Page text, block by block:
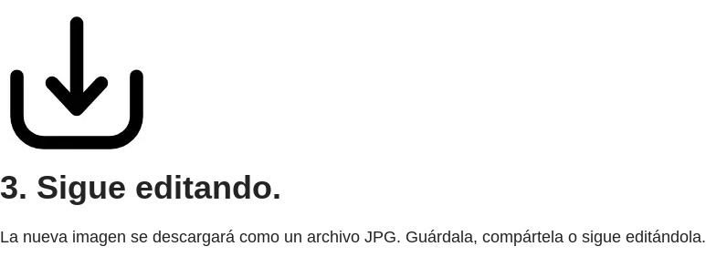
3. Sigue editando.
La nueva imagen se descargará como un archivo JPG. Guárdala, compártela o sigue editándola.